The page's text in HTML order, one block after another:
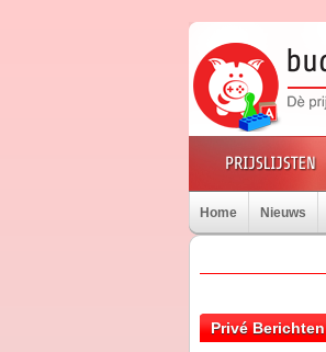
Home Nieuws
Privé Berichten